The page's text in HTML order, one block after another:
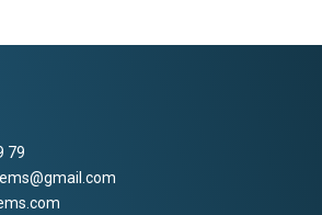
79